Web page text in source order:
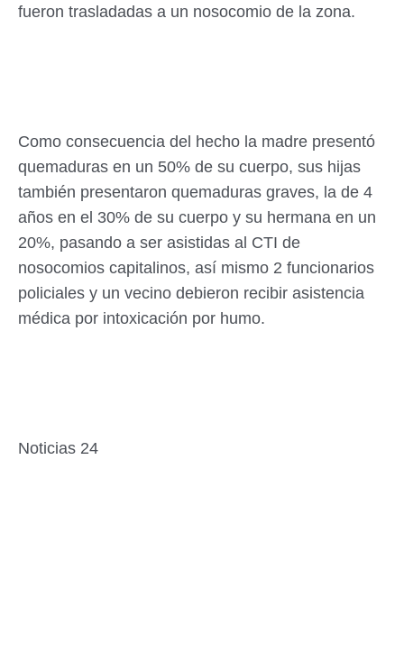
fueron trasladadas a un nosocomio de la zona.
Como consecuencia del hecho la madre presentó
quemaduras en un 50% de su cuerpo, sus hijas
también presentaron quemaduras graves, la de 4
años en el 30% de su cuerpo y su hermana en un
20%, pasando a ser asistidas al CTI de
nosocomios capitalinos, así mismo 2 funcionarios
policiales y un vecino debieron recibir asistencia
médica por intoxicación por humo.
Noticias 24